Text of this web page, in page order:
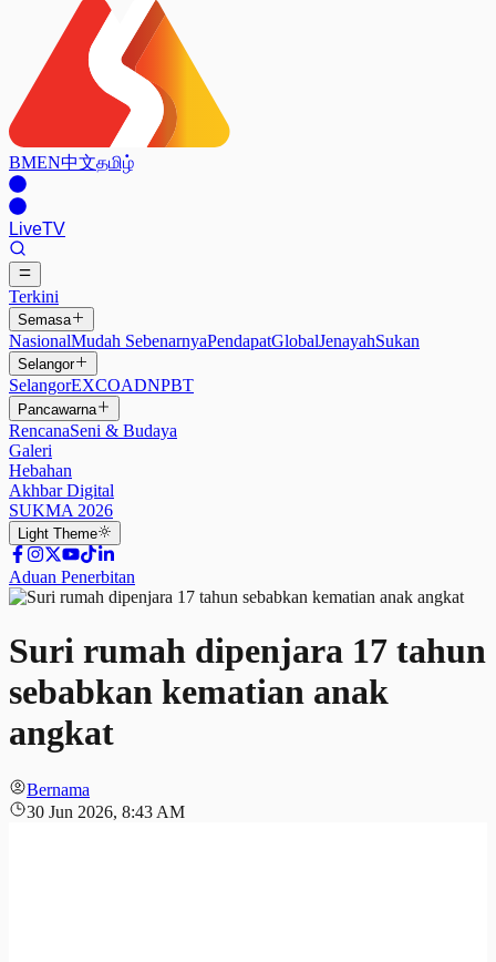
BMEN中文தமிழ்
LiveTV
Terkini
Semasa
NasionalMudah SebenarnyaPendapatGlobalJenayahSukan
Selangor
SelangorEXCOADNPBT
Pancawarna
RencanaSeni & Budaya
Galeri
Hebahan
Akhbar Digital
SUKMA 2026
Light Theme
Aduan Penerbitan
Suri rumah dipenjara 17 tahun
sebabkan kematian anak
angkat
Bernama
30 Jun 2026, 8:43 AM